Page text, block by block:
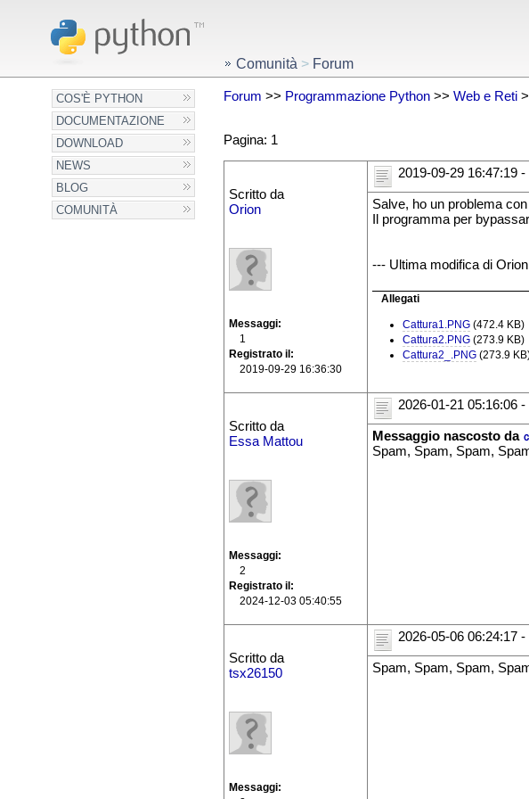
COS'È PYTHON
DOCUMENTAZIONE
DOWNLOAD
NEWS
BLOG
COMUNITÀ
Comunità > Forum
Forum >> Programmazione Python>> Web e Reti
Pagina: 1
Scritto da
Orion
Messaggi
1
Registrato il
2019-09-29 16:36:30
2019-09-29 16:47:19 -
Salve, ho un problema
Il programma per
--- Ultima modifica di
Allegati
Cattura1.PNG (472.4 KB)
Cattura2.PNG (273.9 KB)
Cattura2_.PNG (273.9
Scritto da
Essa Mattou
Messaggi
2
Registrato il
2024-12-03 05:40:55
2026-01-21 05:16:06 -
Messaggio nascosto da
Spam, Spam, Spam,
Scritto da
tsx26150
Messaggi
2026-05-06 06:24:17 -
Spam, Spam, Spam,